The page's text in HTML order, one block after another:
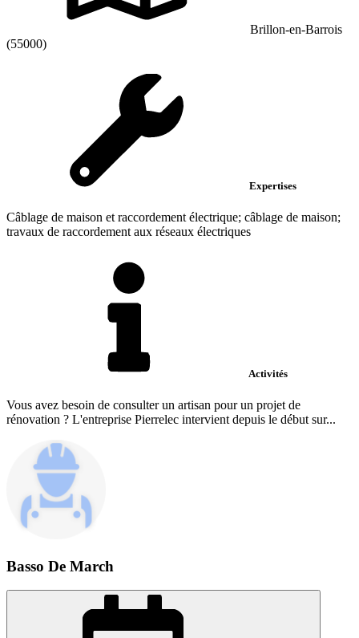
Brillon-en-Barrois
(55000)
Expertises
Câblage de maison et raccordement électrique; câblage de maison;
travaux de raccordement aux réseaux électriques
Activités
Vous avez besoin de consulter un artisan pour un projet de
rénovation ? L'entreprise Pierrelec intervient depuis le début sur...
Basso De March